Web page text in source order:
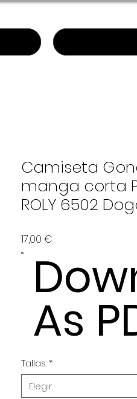
Camiseta
manga corta
ROLY 6502
17,00 €
As
Tallas: *
Elegir